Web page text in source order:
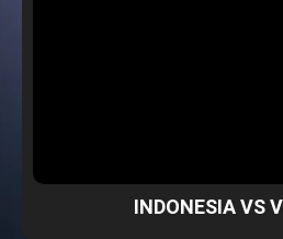
INDONESIA VS